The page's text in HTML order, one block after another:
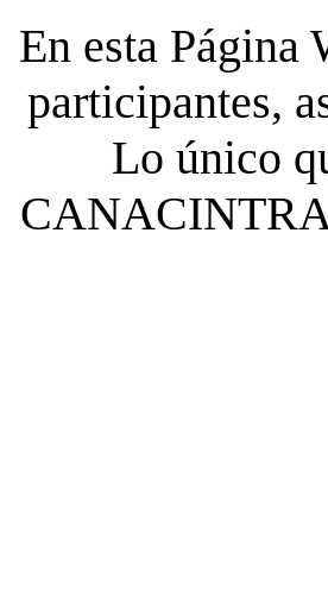
En esta Página
participantes,
Lo único
CANACINTRA